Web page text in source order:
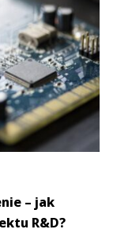
– jak
R&D?